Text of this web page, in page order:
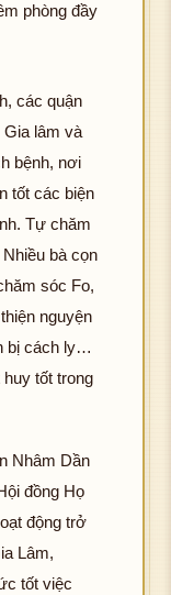
phòng đầy
các quận
lâm và
bệnh, nơi
tốt các biện
Tự chăm
bà cọn
sóc Fo,
nguyện
bị cách ly…
tốt trong
Nhâm Dần
đồng Họ
động trở
Lâm,
tốt việc